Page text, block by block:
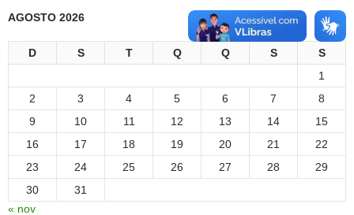
AGOSTO 2026
D S T Q Q S
S
1
2
3 4 5 6 7
8
9
10 11 12 13 14
15
16
17 18 19 20 21
22
23
24 25 26 27 28
29
30
31
« nov